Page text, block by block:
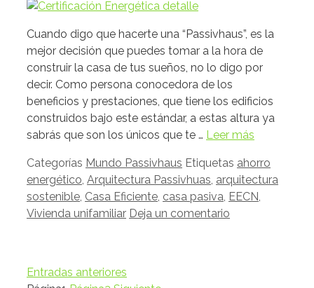
Cuando digo que hacerte una “Passivhaus”, es la
mejor decisión que puedes tomar a la hora de
construir la casa de tus sueños, no lo digo por
decir. Como persona conocedora de los
beneficios y prestaciones, que tiene los edificios
construidos bajo este estándar, a estas altura ya
sabrás que son los únicos que te … Leer más
Categorías Mundo Passivhaus Etiquetas ahorro
energético, Arquitectura Passivhuas, arquitectura
sostenible, Casa Eficiente, casa pasiva, EECN,
Vivienda unifamiliar Deja un comentario
Entradas anteriores